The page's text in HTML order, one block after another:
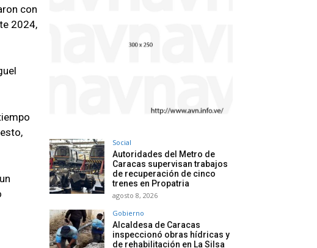
con
2024,
Social
Autoridades del Metro de
Caracas supervisan trabajos
de recuperación de cinco
trenes en Propatria
agosto 8, 2026
Gobierno
Alcaldesa de Caracas
inspeccionó obras hídricas y
de rehabilitación en La Silsa